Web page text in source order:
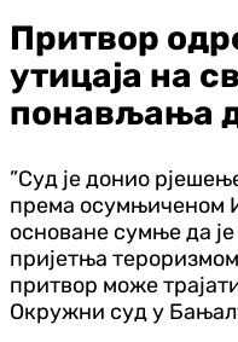
Притвор
утицаја на
понављања
”Суд је донио
према осумњиченом
основане сумње да
пријетња
притвор може
Окружни суд у